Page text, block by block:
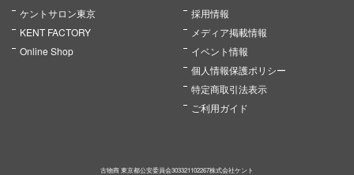
ケントサロン東京
KENT FACTORY
Online Shop
採用情報
メディア掲載情報
イベント情報
個人情報保護ポリシー
特定商取引法表示
ご利用ガイド
古物商 東京都公安委員会303321102267株式会社ケント